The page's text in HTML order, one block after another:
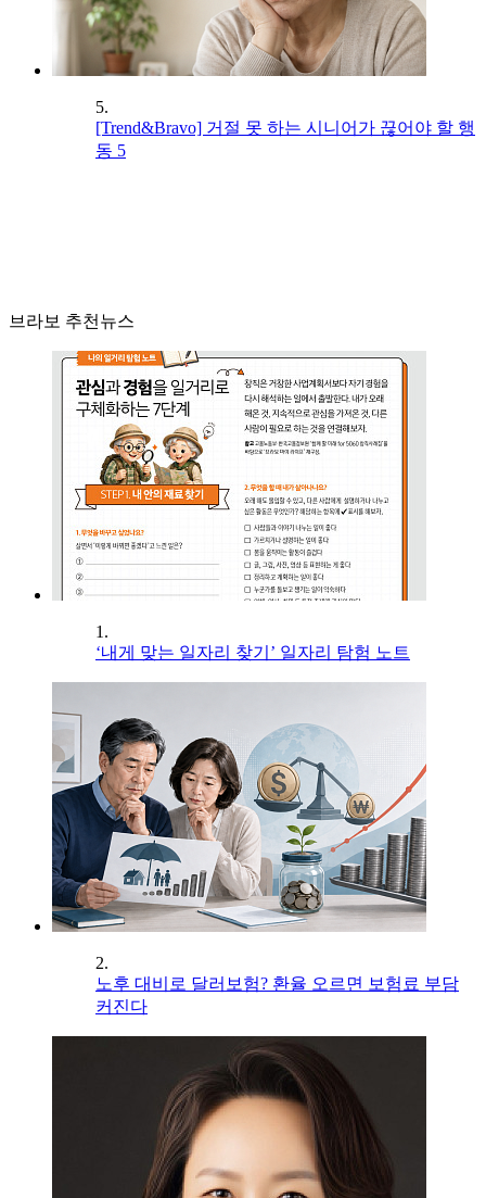
5.
[Trend&Bravo] 거절 못 하는 시니어가 끊어야 할 행
동 5
브라보 추천뉴스
1.
‘내게 맞는 일자리 찾기’ 일자리 탐험 노트
2.
노후 대비로 달러보험? 환율 오르면 보험료 부담
커진다